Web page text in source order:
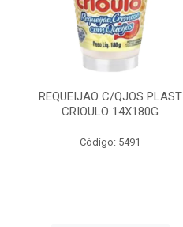
REQUEIJAO C/QJOS PLAST
CRIOULO 14X180G
Código: 5491